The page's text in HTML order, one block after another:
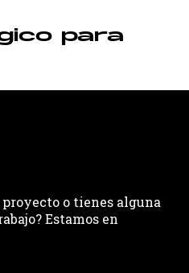
para
o tienes alguna
Estamos en